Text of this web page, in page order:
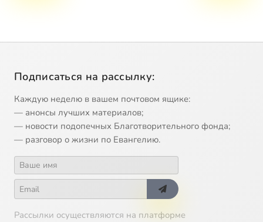
Подписаться на рассылку:
Каждую неделю в вашем почтовом ящике:
— анонсы лучших материалов;
— новости подопечных Благотворительного фонда;
— разговор о жизни по Евангелию.
Рассылки осуществляются на платформе